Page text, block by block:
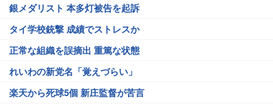
銀メダリスト 本多灯被告を起訴
タイ学校銃撃 成績でストレスか
正常な組織を誤摘出 重篤な状態
れいわの新党名「覚えづらい」
楽天から死球5個 新庄監督が苦言